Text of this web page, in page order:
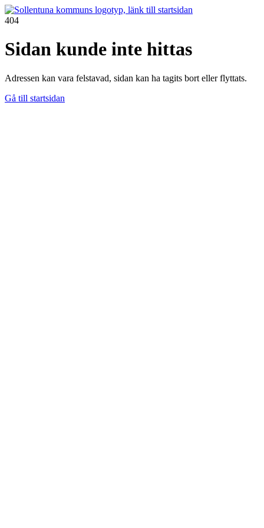
404
Sidan kunde inte hittas
Adressen kan vara felstavad, sidan kan ha tagits bort eller flyttats.
Gå till startsidan